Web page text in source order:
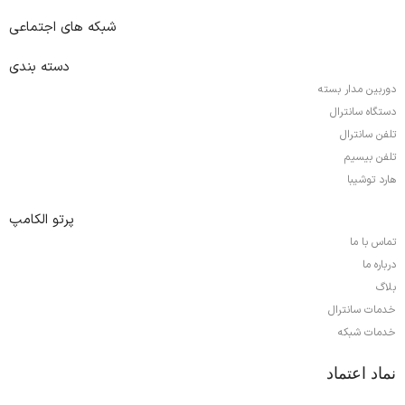
شبکه های اجتماعی
دسته بندی
دوربین مدار بسته
دستگاه سانترال
تلفن سانترال
تلفن بیسیم
هارد توشیبا
پرتو الکامپ
تماس با ما
درباره ما
بلاگ
خدمات سانترال
خدمات شبکه
نماد اعتماد